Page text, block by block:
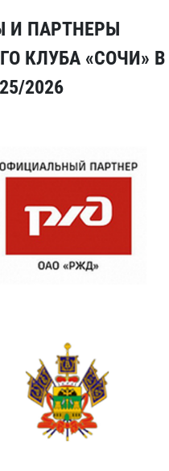
И ПАРТНЕРЫ
КЛУБА «СОЧИ» В
2026